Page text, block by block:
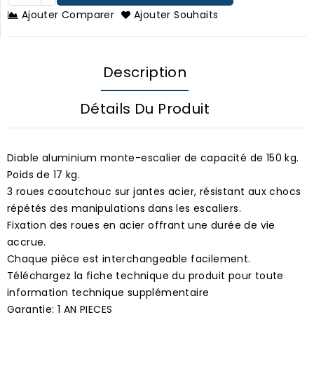
Ajouter Comparer
Ajouter Souhaits
Description
Détails Du Produit
Diable aluminium monte-escalier de capacité de 150 kg.
Poids de 17 kg.
3 roues caoutchouc sur jantes acier, résistant aux chocs
répétés des manipulations dans les escaliers.
Fixation des roues en acier offrant une durée de vie
accrue.
Chaque pièce est interchangeable facilement.
Téléchargez la fiche technique du produit pour toute
information technique supplémentaire
Garantie: 1 AN PIECES